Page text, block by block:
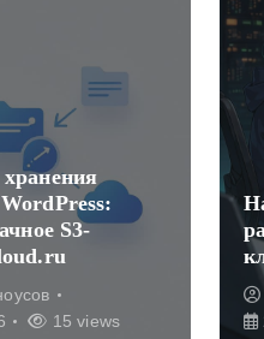
Настройка ProxySQL для
распределения запросов в
кластере MySQL
От Антон Черноусов
2 августа, 2026
16 views